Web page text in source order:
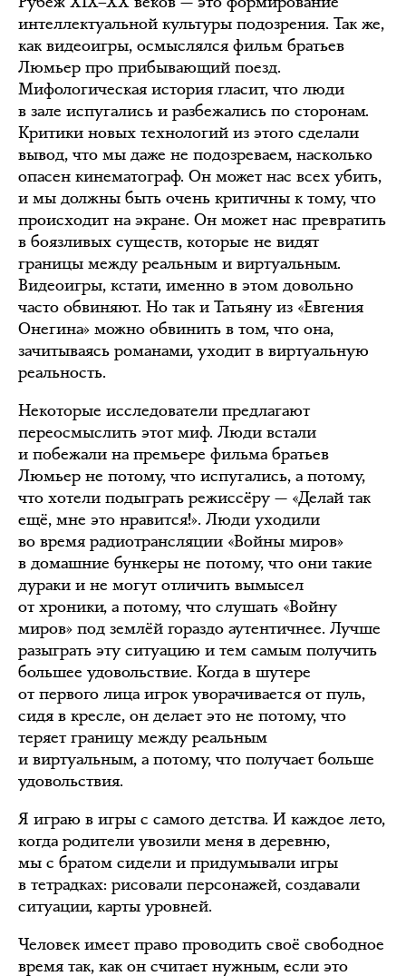
интеллектуальной культуры подозрения. Так же,
как видеоигры, осмыслялся фильм братьев
Люмьер про прибывающий поезд.
Мифологическая история гласит, что люди
в зале испугались и разбежались по сторонам.
Критики новых технологий из этого сделали
вывод, что мы даже не подозреваем, насколько
опасен кинематограф. Он может нас всех убить,
и мы должны быть очень критичны к тому, что
происходит на экране. Он может нас превратить
в боязливых существ, которые не видят
границы между реальным и виртуальным.
Видеоигры, кстати, именно в этом довольно
часто обвиняют. Но так и Татьяну из «Евгения
Онегина» можно обвинить в том, что она,
зачитываясь романами, уходит в виртуальную
реальность.
Некоторые исследователи предлагают
переосмыслить этот миф. Люди встали
и побежали на премьере фильма братьев
Люмьер не потому, что испугались, а потому,
что хотели подыграть режиссёру — «Делай так
ещё, мне это нравится!». Люди уходили
во время радиотрансляции «Войны миров»
в домашние бункеры не потому, что они такие
дураки и не могут отличить вымысел
от хроники, а потому, что слушать «Войну
миров» под землёй гораздо аутентичнее. Лучше
разыграть эту ситуацию и тем самым получить
большее удовольствие. Когда в шутере
от первого лица игрок уворачивается от пуль,
сидя в кресле, он делает это не потому, что
теряет границу между реальным
и виртуальным, а потому, что получает больше
удовольствия.
Я играю в игры с самого детства. И каждое лето,
когда родители увозили меня в деревню,
мы с братом сидели и придумывали игры
в тетрадках: рисовали персонажей, создавали
ситуации, карты уровней.
Человек имеет право проводить своё свободное
время так, как он считает нужным, если это